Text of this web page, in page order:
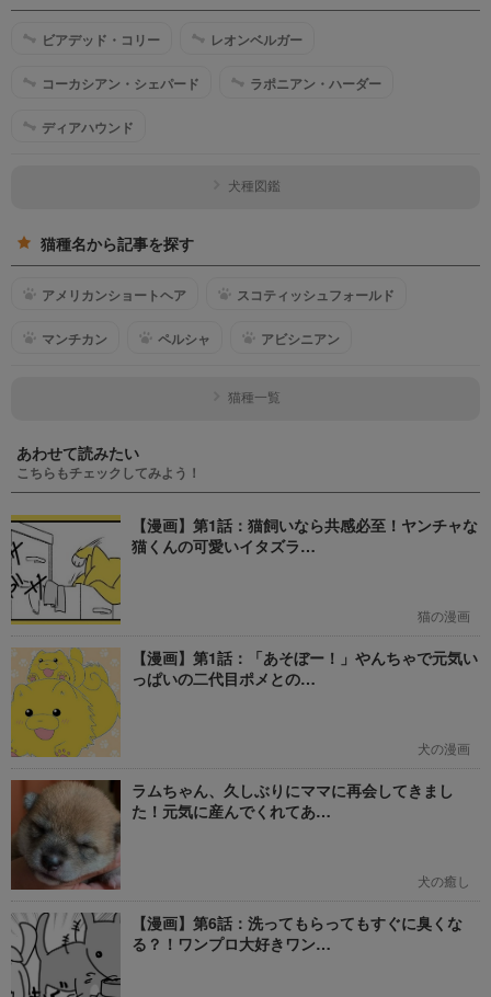
ビアデッド・コリー レオンベルガー
コーカシアン・シェパード ラポニアン・ハーダー
ディアハウンド
犬種図鑑
猫種名から記事を探す
アメリカンショートヘア スコティッシュフォールド
マンチカン ペルシャ アビシニアン
猫種一覧
あわせて読みたい
こちらもチェックしてみよう！
【漫画】第1話：猫飼いなら共感必至！ヤンチャな
猫くんの可愛いイタズラ…
猫の漫画
【漫画】第1話：「あそぼー！」やんちゃで元気い
っぱいの二代目ポメとの…
犬の漫画
ラムちゃん、久しぶりにママに再会してきまし
た！元気に産んでくれてあ…
犬の癒し
【漫画】第6話：洗ってもらってもすぐに臭くな
る？！ワンプロ大好きワン…